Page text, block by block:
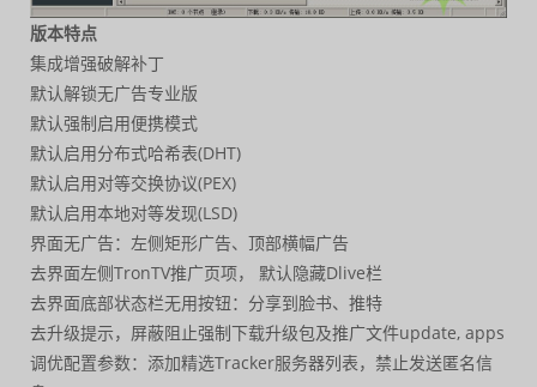
版本特点
集成增强破解补丁
默认解锁无广告专业版
默认强制启用便携模式
默认启用分布式哈希表(DHT)
默认启用对等交换协议(PEX)
默认启用本地对等发现(LSD)
界面无广告：左侧矩形广告、顶部横幅广告
去界面左侧TronTV推广页项， 默认隐藏Dlive栏
去界面底部状态栏无用按钮：分享到脸书、推特
去升级提示，屏蔽阻止强制下载升级包及推广文件update, apps
调优配置参数：添加精选Tracker服务器列表，禁止发送匿名信